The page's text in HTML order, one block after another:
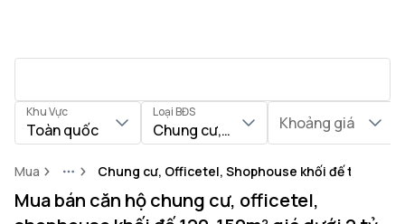
Khu Vực
Toàn quốc
Loại BĐS
Chung cư, Officetel, Shophouse khối
Khoảng giá
Mua MoreChung cư, Officetel, Shophouse khối đế tại Quận
Mua bán căn hộ chung cư, officetel,